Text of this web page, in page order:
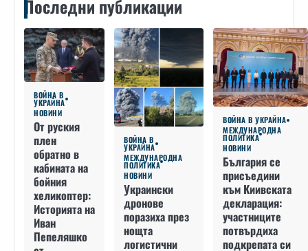
Последни публикации
ВОЙНА В
УКРАЙНА
НОВИНИ
От руския
плен
обратно в
кабината на
бойния
хеликоптер:
Историята на
Иван
Пепеляшко
ВОЙНА В
УКРАЙНА
МЕЖДУНАРОДНА
ПОЛИТИКА
НОВИНИ
Украински
дронове
поразиха през
нощта
логистични
ВОЙНА В УКРАЙНА
МЕЖДУНАРОДНА
ПОЛИТИКА
НОВИНИ
България се
присъедини
към Киивската
декларация:
участниците
потвърдиха
подкрепата си